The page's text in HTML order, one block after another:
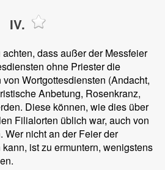
IV.
dass außer der Messfeier
ohne Priester die
Wortgottesdiensten (Andacht,
Anbetung, Rosenkranz,
Diese können, wie dies über
Filialorten üblich war, auch von
Wer nicht an der Feier der
ist zu ermuntern, wenigstens